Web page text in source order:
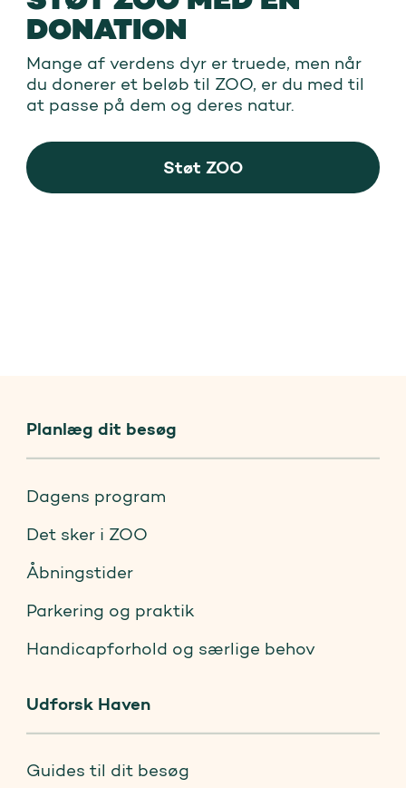
DONATION
Mange af verdens dyr er truede, men når
du donerer et beløb til ZOO, er du med til
at passe på dem og deres natur.
Støt ZOO
Planlæg dit besøg
Dagens program
Det sker i ZOO
Åbningstider
Parkering og praktik
Handicapforhold og særlige behov
Udforsk Haven
Guides til dit besøg